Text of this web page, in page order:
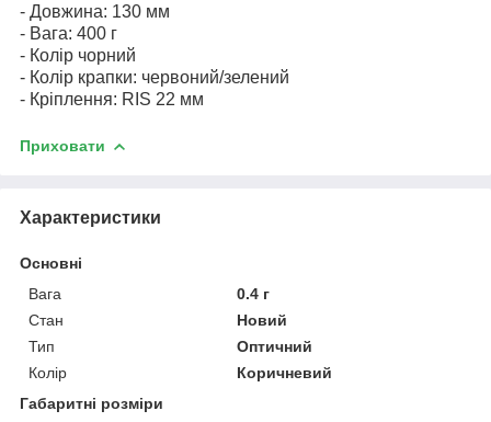
- Довжина: 130 мм
- Вага: 400 г
- Колір чорний
- Колір крапки: червоний/зелений
- Кріплення: RIS 22 мм
Приховати
Характеристики
Основні
Вага
0.4 г
Стан
Новий
Тип
Оптичний
Колір
Коричневий
Габаритні розміри